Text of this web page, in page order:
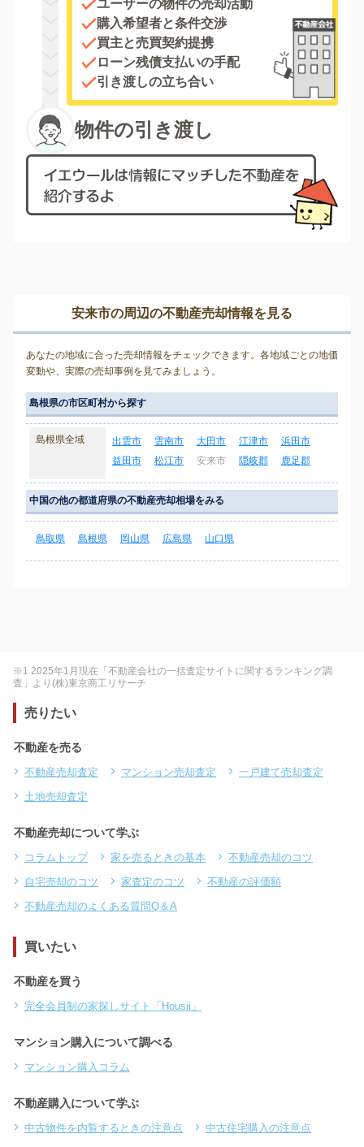
ユーザーの物件の売却活動
購入希望者と条件交渉
買主と売買契約提携
ローン残債支払いの手配
引き渡しの立ち合い
物件の引き渡し
安来市の周辺の不動産売却情報を見る
あなたの地域に合った売却情報をチェックできます。各地域ごとの地価
変動や、実際の売却事例を見てみましょう。
島根県の市区町村から探す
島根県全域 出雲市 雲南市 大田市 江津市
浜田市
益田市
松江市 安来市 隠岐郡 鹿足郡
中国の他の都道府県の不動産売却相場をみる
鳥取県 島根県 岡山県 広島県 山口県
※1 2025年1月現在「不動産会社の一括査定サイトに関するランキング調
査」より(株)東京商工リサーチ
売りたい
不動産を売る
不動産売却査定 マンション売却査定
一戸建て売却査定
土地売却査定
不動産売却について学ぶ
コラムトップ 家を売るときの基本
不動産売却のコツ
自宅売却のコツ
家査定のコツ
不動産の評価額
不動産売却のよくある質問Q＆A
買いたい
不動産を買う
完全会員制の家探しサイト「Housii」
マンション購入について調べる
マンション購入コラム
不動産購入について学ぶ
中古物件を内覧するときの注意点 中古住宅購入の注意点